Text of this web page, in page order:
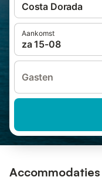
Costa Dorada
Aankomst
za 15-08
Gasten